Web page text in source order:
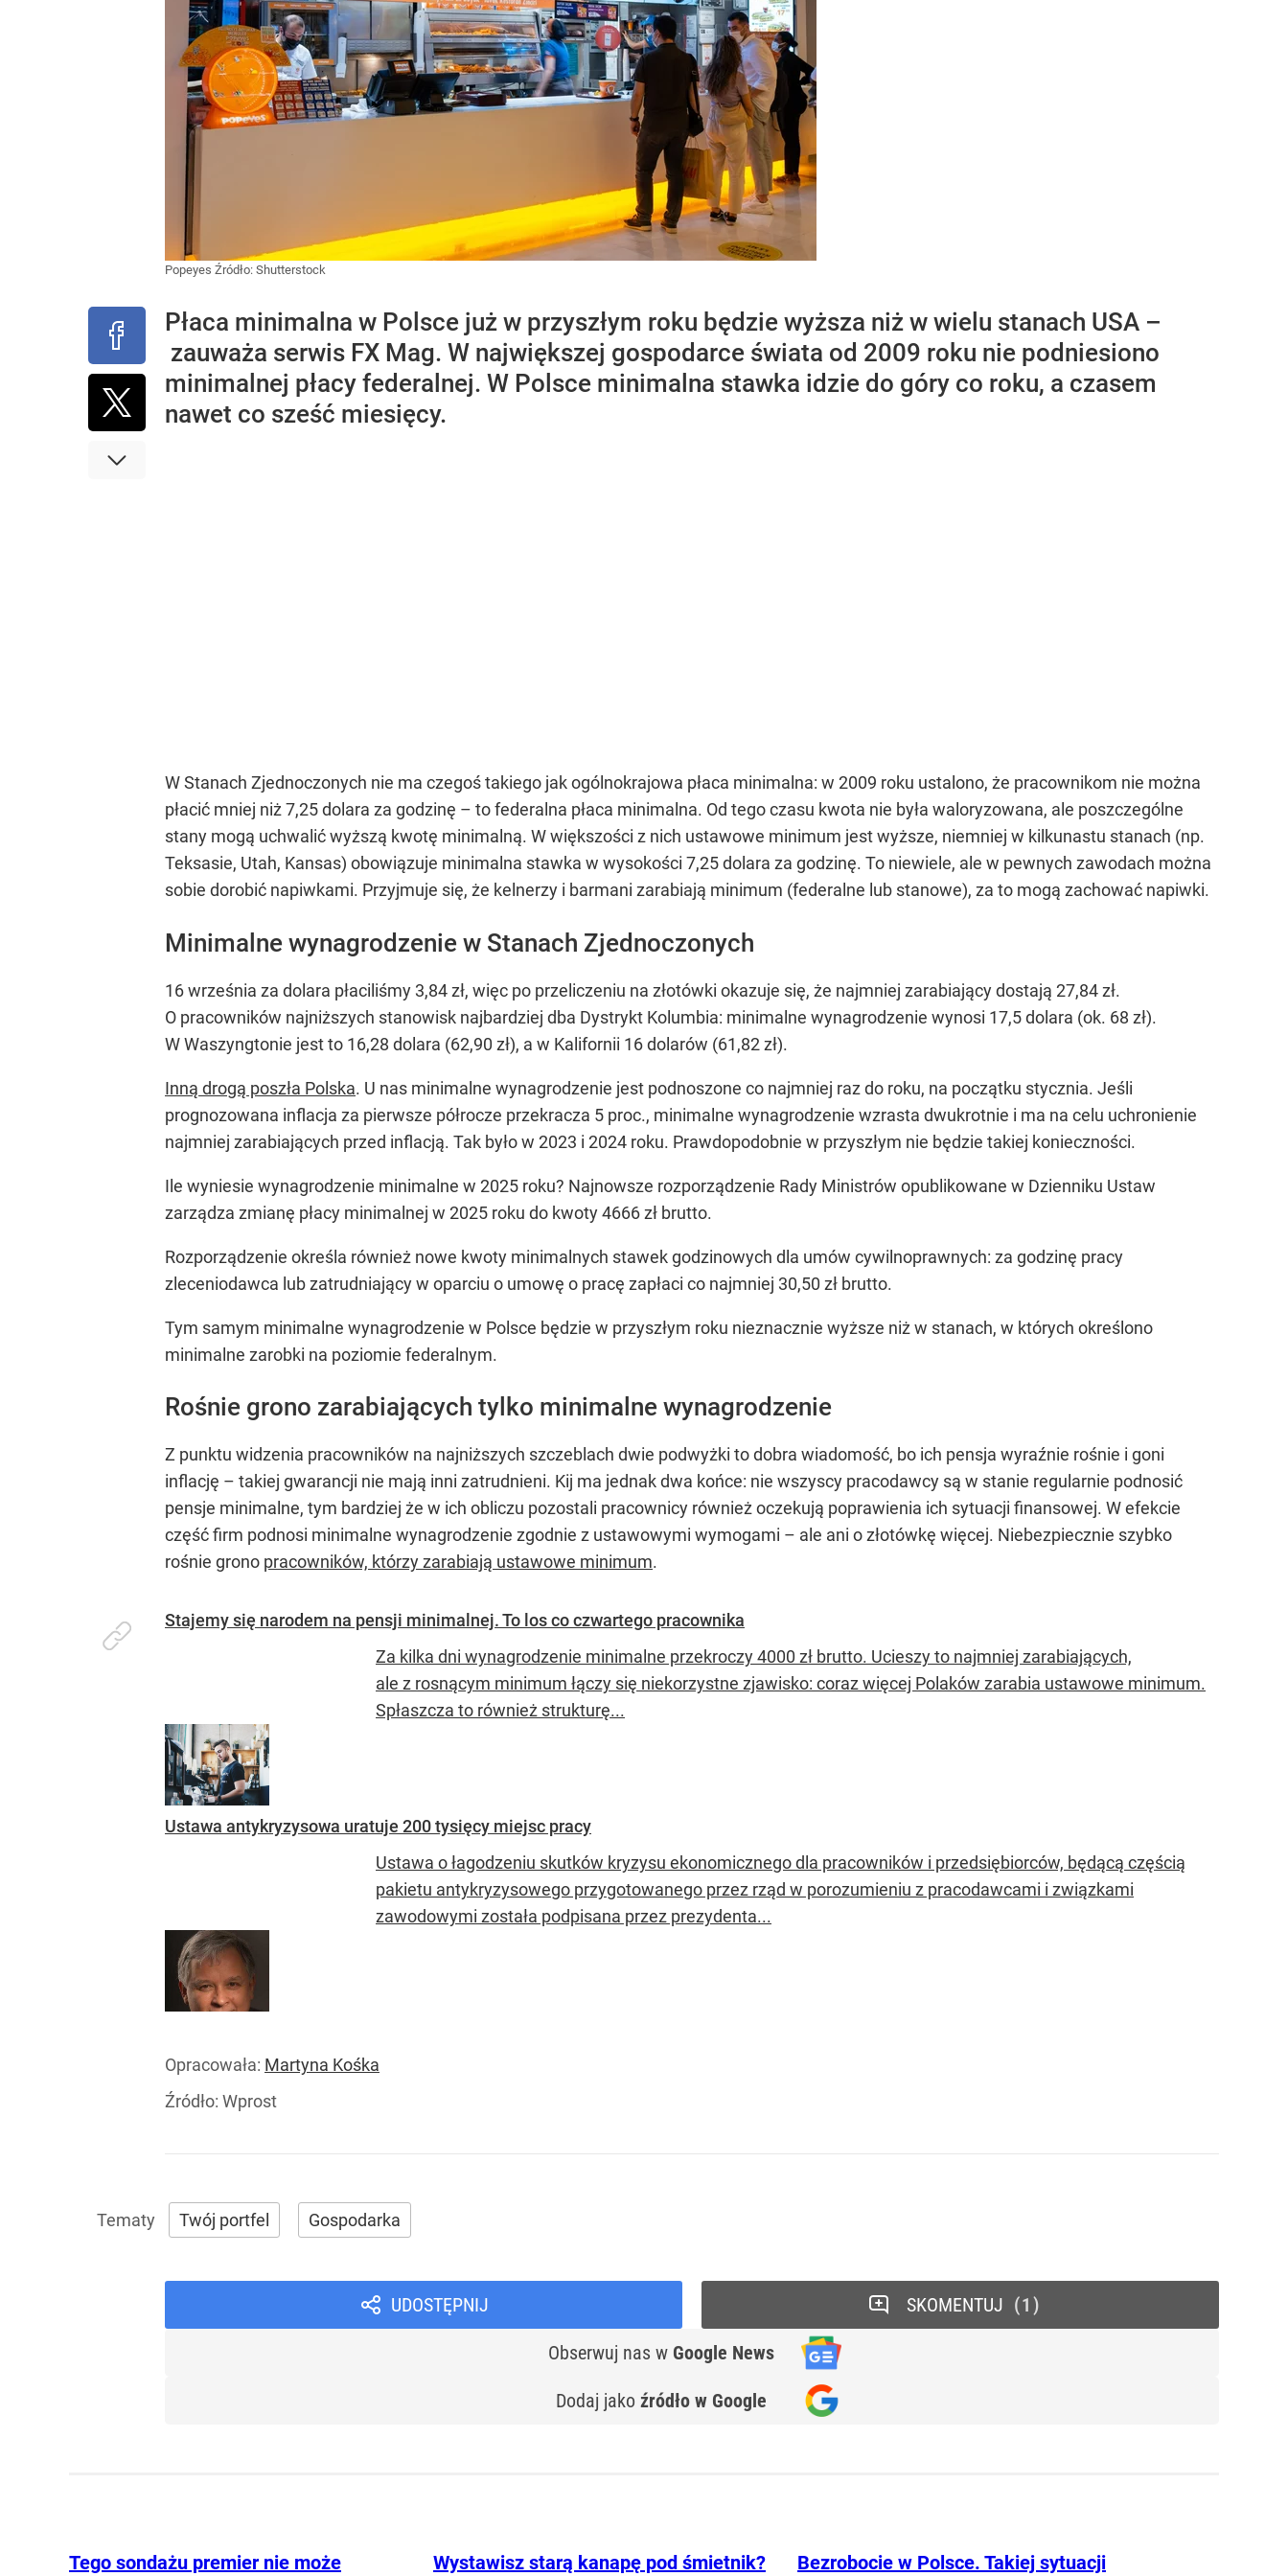
Popeyes Źródło: Shutterstock
Płaca minimalna w Polsce już w przyszłym roku będzie wyższa niż w wielu stanach USA –
zauważa serwis FX Mag. W największej gospodarce świata od 2009 roku nie podniesiono
minimalnej płacy federalnej. W Polsce minimalna stawka idzie do góry co roku, a czasem
nawet co sześć miesięcy.
W Stanach Zjednoczonych nie ma czegoś takiego jak ogólnokrajowa płaca minimalna: w 2009 roku ustalono, że pracownikom nie można
płacić mniej niż 7,25 dolara za godzinę – to federalna płaca minimalna. Od tego czasu kwota nie była waloryzowana, ale poszczególne
stany mogą uchwalić wyższą kwotę minimalną. W większości z nich ustawowe minimum jest wyższe, niemniej w kilkunastu stanach (np.
Teksasie, Utah, Kansas) obowiązuje minimalna stawka w wysokości 7,25 dolara za godzinę. To niewiele, ale w pewnych zawodach można
sobie dorobić napiwkami. Przyjmuje się, że kelnerzy i barmani zarabiają minimum (federalne lub stanowe), za to mogą zachować napiwki.
Minimalne wynagrodzenie w Stanach Zjednoczonych
16 września za dolara płaciliśmy 3,84 zł, więc po przeliczeniu na złotówki okazuje się, że najmniej zarabiający dostają 27,84 zł.
O pracowników najniższych stanowisk najbardziej dba Dystrykt Kolumbia: minimalne wynagrodzenie wynosi 17,5 dolara (ok. 68 zł).
W Waszyngtonie jest to 16,28 dolara (62,90 zł), a w Kalifornii 16 dolarów (61,82 zł).
Inną drogą poszła Polska. U nas minimalne wynagrodzenie jest podnoszone co najmniej raz do roku, na początku stycznia. Jeśli
prognozowana inflacja za pierwsze półrocze przekracza 5 proc., minimalne wynagrodzenie wzrasta dwukrotnie i ma na celu uchronienie
najmniej zarabiających przed inflacją. Tak było w 2023 i 2024 roku. Prawdopodobnie w przyszłym nie będzie takiej konieczności.
Ile wyniesie wynagrodzenie minimalne w 2025 roku? Najnowsze rozporządzenie Rady Ministrów opublikowane w Dzienniku Ustaw
zarządza zmianę płacy minimalnej w 2025 roku do kwoty 4666 zł brutto.
Rozporządzenie określa również nowe kwoty minimalnych stawek godzinowych dla umów cywilnoprawnych: za godzinę pracy
zleceniodawca lub zatrudniający w oparciu o umowę o pracę zapłaci co najmniej 30,50 zł brutto.
Tym samym minimalne wynagrodzenie w Polsce będzie w przyszłym roku nieznacznie wyższe niż w stanach, w których określono
minimalne zarobki na poziomie federalnym.
Rośnie grono zarabiających tylko minimalne wynagrodzenie
Z punktu widzenia pracowników na najniższych szczeblach dwie podwyżki to dobra wiadomość, bo ich pensja wyraźnie rośnie i goni
inflację – takiej gwarancji nie mają inni zatrudnieni. Kij ma jednak dwa końce: nie wszyscy pracodawcy są w stanie regularnie podnosić
pensje minimalne, tym bardziej że w ich obliczu pozostali pracownicy również oczekują poprawienia ich sytuacji finansowej. W efekcie
część firm podnosi minimalne wynagrodzenie zgodnie z ustawowymi wymogami – ale ani o złotówkę więcej. Niebezpiecznie szybko
rośnie grono pracowników, którzy zarabiają ustawowe minimum.
Stajemy się narodem na pensji minimalnej. To los co czwartego pracownika
Za kilka dni wynagrodzenie minimalne przekroczy 4000 zł brutto. Ucieszy to najmniej zarabiających,
ale z rosnącym minimum łączy się niekorzystne zjawisko: coraz więcej Polaków zarabia ustawowe minimum.
Spłaszcza to również strukturę...
Ustawa antykryzysowa uratuje 200 tysięcy miejsc pracy
Ustawa o łagodzeniu skutków kryzysu ekonomicznego dla pracowników i przedsiębiorców, będącą częścią
pakietu antykryzysowego przygotowanego przez rząd w porozumieniu z pracodawcami i związkami
zawodowymi została podpisana przez prezydenta...
Opracowała: Martyna Kośka
Źródło: Wprost
Twój portfel Gospodarka
UDOSTĘPNIJ
Obserwuj nas w Google News
Dodaj jako źródło w Google
SKOMENTUJ 1
Tego sondażu premier nie może
Wystawisz starą kanapę pod śmietnik?
Bezrobocie w Polsce. Takiej sytuacji